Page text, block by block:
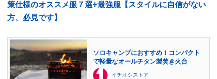
策仕様のオススメ服７選+最強服【スタイルに自信がない
方、必見です】
ソロキャンプにおすすめ！コンパクト
で軽量なオールチタン製焚き火台
イチオシストア